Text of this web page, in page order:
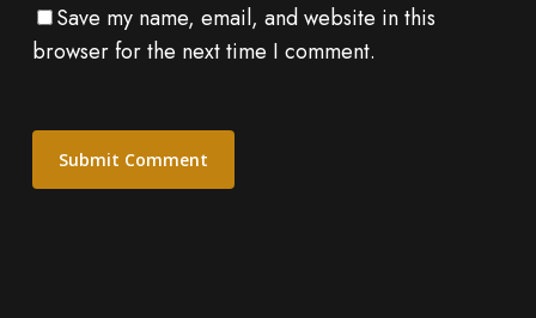
Save my name, email, and website in this
browser for the next time I comment.